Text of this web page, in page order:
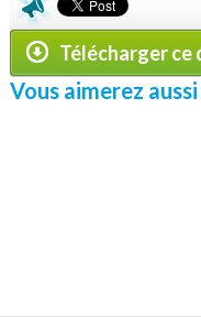
Télécharger ce
Vous aimerez aussi